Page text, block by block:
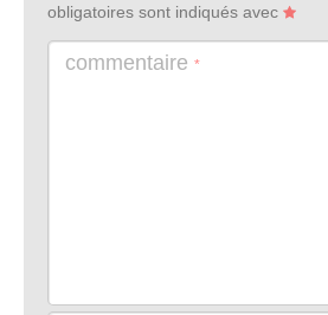
obligatoires sont indiqués avec
commentaire *